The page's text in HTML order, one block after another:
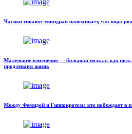
Часики тикают: минздрав напоминает, что пора
Маленькие изменения — большая польза: как пять
продлевают жизнь
Между Фемидой и Гиппократом: кто побеждает в